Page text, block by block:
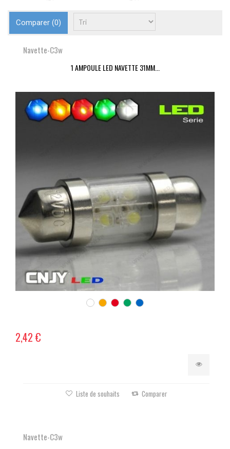
Comparer (0)
Navette-C3w
1 AMPOULE LED NAVETTE 31MM...
2,42 €
Liste de souhaits Comparer
Navette-C3w